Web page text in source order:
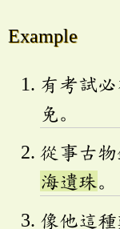
Example
有考試必
免。
從事古
海遺珠。
像他這